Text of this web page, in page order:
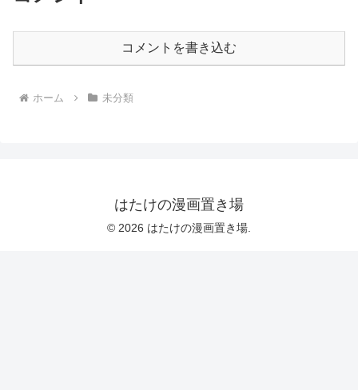
コメントを書き込む
ホーム 未分類
はたけの漫画置き場
© 2026 はたけの漫画置き場.